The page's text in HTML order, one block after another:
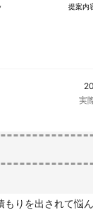
提案内
実
もりを出されて悩